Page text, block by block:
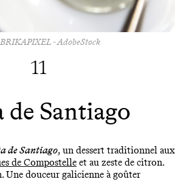
- AdobeStock
11
de Santiago
de Santiago, un dessert traditionnel aux
de Compostelle et au zeste de citron.
Une douceur galicienne à goûter